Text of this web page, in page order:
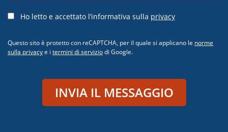
Ho letto e accettato l’informativa sulla privacy
Questo sito è protetto con reCAPTCHA, per il quale si applicano le norme
sulla privacye i termini di serviziodi Google.
INVIA IL MESSAGGIO